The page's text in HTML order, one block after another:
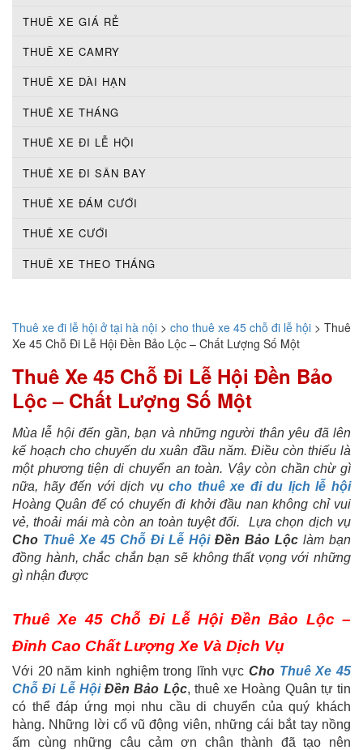
THUÊ XE GIÁ RẺ
THUÊ XE CAMRY
THUÊ XE DÀI HẠN
THUÊ XE THÁNG
THUÊ XE ĐI LỄ HỘI
THUÊ XE ĐI SÂN BAY
THUÊ XE ĐÁM CƯỚI
THUÊ XE CƯỚI
THUÊ XE THEO THÁNG
Thuê xe đi lễ hội ở tại hà nội > cho thuê xe 45 chỗ đi lễ hội > Thuê
Xe 45 Chỗ Đi Lễ Hội Đền Bảo Lộc – Chất Lượng Số Một
Thuê Xe 45 Chỗ Đi Lễ Hội Đền Bảo
Lộc – Chất Lượng Số Một
Mùa lễ hội đến gần, bạn và những người thân yêu đã lên
kế hoạch cho chuyến du xuân đầu năm. Điều còn thiếu là
một phương tiện di chuyển an toàn. Vậy còn chần chừ gì
nữa, hãy đến với dịch vụcho thuê xe đi du lịch lễ hội
Hoàng Quân để có chuyến đi khởi đầu nan không chỉ vui
vẻ, thoải mái mà còn an toàn tuyệt đối. Lựa chọn dịch vụ
Cho Thuê Xe 45 Chỗ Đi Lễ HộiĐền Bảo Lộc làm bạn
đồng hành, chắc chắn bạn sẽ không thất vọng với những
gì nhận được
Thuê Xe 45 Chỗ Đi Lễ Hội Đền Bảo Lộc –
Đỉnh Cao Chất Lượng Xe Và Dịch Vụ
Với 20 năm kinh nghiệm trong lĩnh vựcCho Thuê Xe 45
Chỗ Đi Lễ HộiĐền Bảo Lộc, thuê xe Hoàng Quân tự tin
có thể đáp ứng mọi nhu cầu di chuyển của quý khách
hàng. Những lời cổ vũ động viên, những cái bắt tay nồng
ấm cùng những câu cảm ơn chân thành đã tạo nên